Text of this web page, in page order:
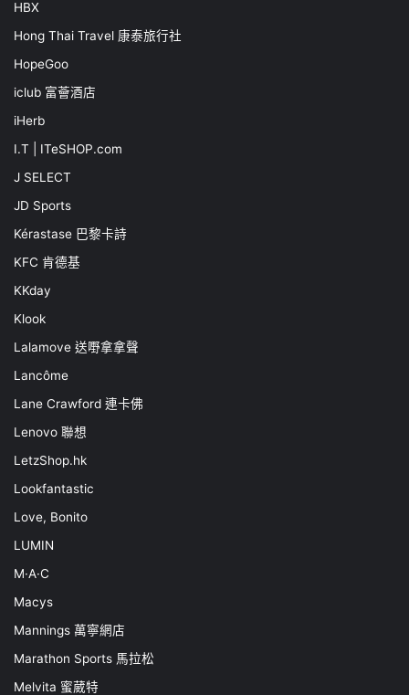
HBX
Hong Thai Travel 康泰旅行社
HopeGoo
iclub 富薈酒店
iHerb
I.T | ITeSHOP.com
J SELECT
JD Sports
Kérastase 巴黎卡詩
KFC 肯德基
KKday
Klook
Lalamove 送嘢拿拿聲
Lancôme
Lane Crawford 連卡佛
Lenovo 聯想
LetzShop.hk
Lookfantastic
Love, Bonito
LUMIN
M·A·C
Macys
Mannings 萬寧網店
Marathon Sports 馬拉松
Melvita 蜜葳特